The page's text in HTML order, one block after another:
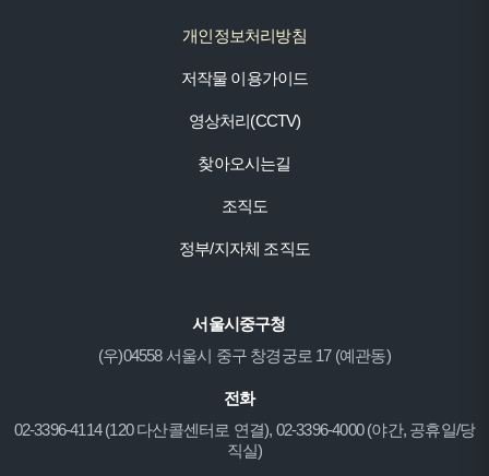
개인정보처리방침
저작물 이용가이드
영상처리(CCTV)
찾아오시는길
조직도
정부/지자체 조직도
서울시중구청
(우)04558 서울시 중구 창경궁로 17 (예관동)
전화
02-3396-4114 (120 다산콜센터로 연결), 02-3396-4000 (야간, 공휴일/당
직실)